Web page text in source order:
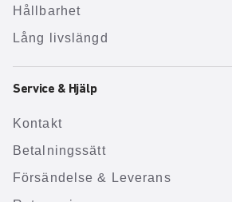
Hållbarhet
Lång livslängd
Service & Hjälp
Kontakt
Betalningssätt
Försändelse & Leverans